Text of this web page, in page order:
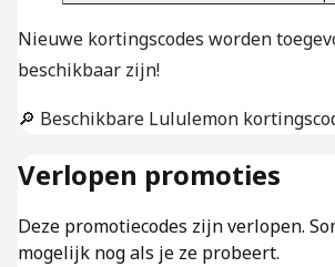
Nieuwe kortingscodes worden
beschikbaar zijn!
🔎 Beschikbare Lululemon
Verlopen promoties
Deze promotiecodes zijn verlopen.
mogelijk nog als je ze probeert.